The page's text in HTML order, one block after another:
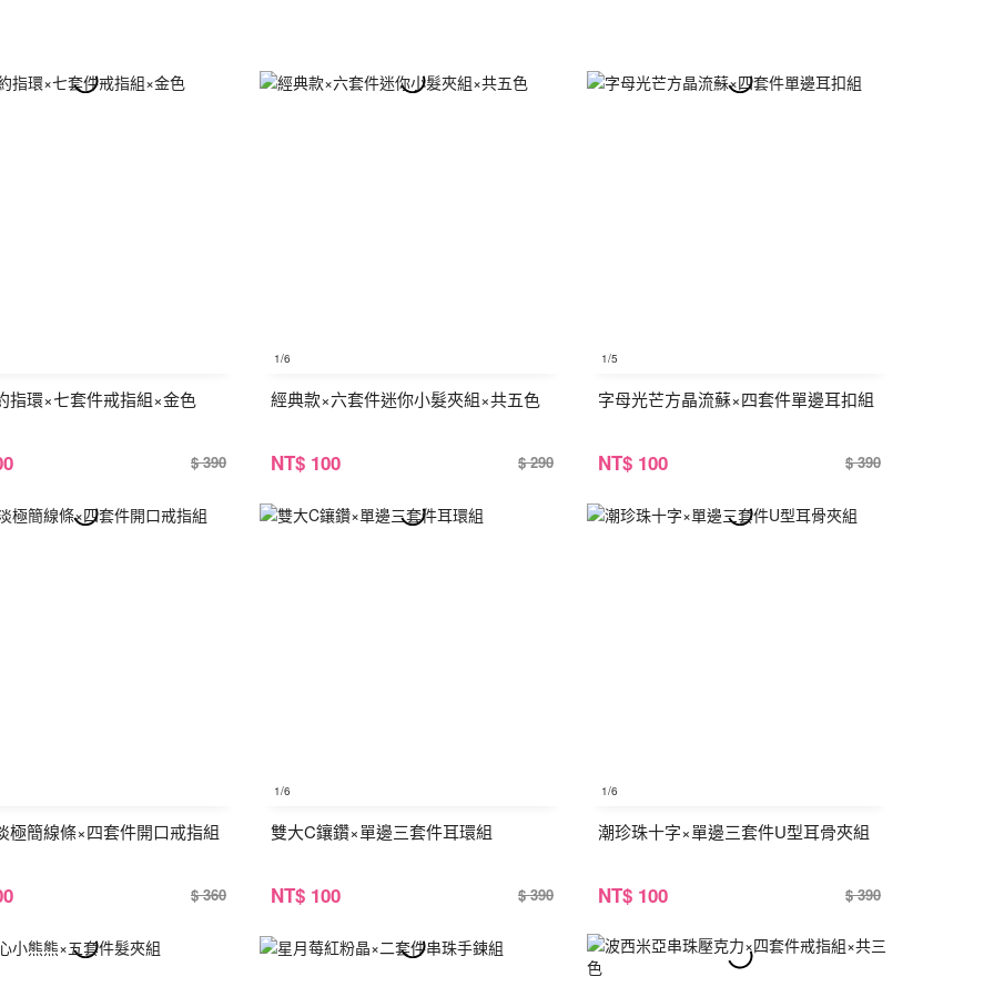
指環×七套件戒指組×金色
$ 390
1/6
經典款×六套件迷你小髮夾組×共五色
NT$ 100 $ 290
1/5
字母光芒方晶流蘇×四套件單邊耳扣組
NT$ 100 $ 390
極簡線條×四套件開口戒指組
$ 360
1/6
雙大C鑲鑽×單邊三套件耳環組
NT$ 100 $ 390
1/6
潮珍珠十字×單邊三套件U型耳骨夾組
NT$ 100 $ 390